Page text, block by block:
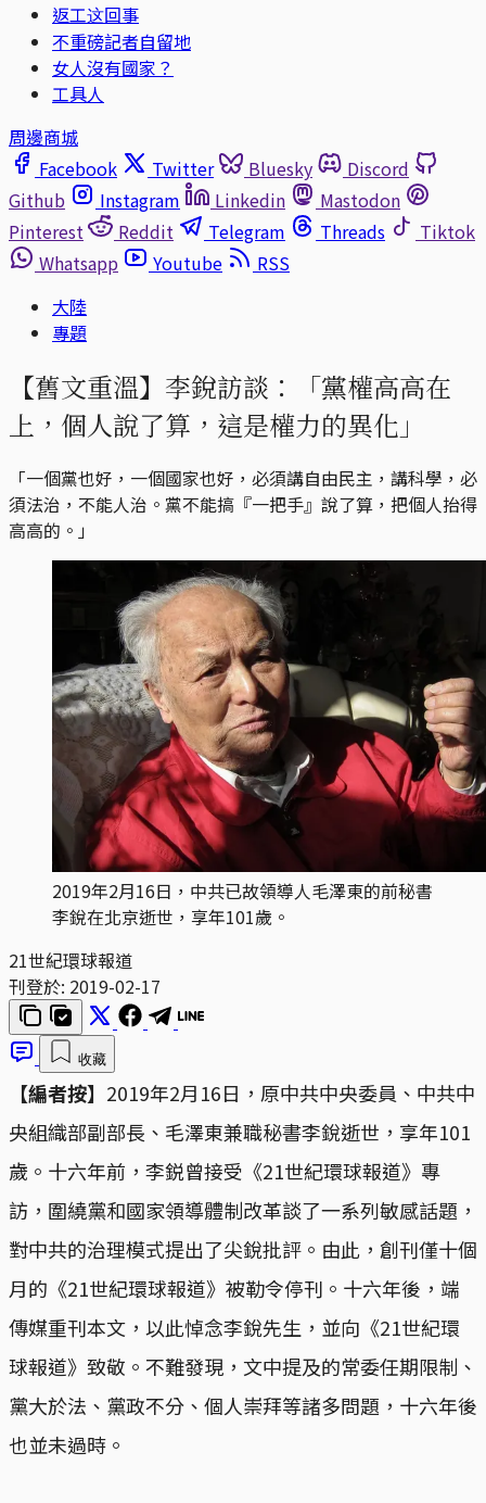
返工这回事
不重磅記者自留地
女人沒有國家？
工具人
周邊商城
Facebook
Twitter Bluesky
Discord
Github
Instagram Linkedin
Mastodon
Pinterest
Reddit Telegram Threads
Tiktok
Whatsapp
Youtube
RSS
大陸
專題
【舊文重溫】李銳訪談：「黨權高高在
上，個人說了算，這是權力的異化」
「一個黨也好，一個國家也好，必須講自由民主，講科學，必
須法治，不能人治。黨不能搞『一把手』說了算，把個人抬得
高高的。」
2019年2月16日，中共已故領導人毛澤東的前秘書
李銳在北京逝世，享年101歲。
21世紀環球報道
刊登於: 2019-02-17
收藏
【編者按】 2019年2月16日，原中共中央委員、中共中
央組織部副部長、毛澤東兼職秘書李銳逝世，享年101
歲。十六年前，李鋭曾接受《21世紀環球報道》專
訪，圍繞黨和國家領導體制改革談了一系列敏感話題，
對中共的治理模式提出了尖銳批評。由此，創刊僅十個
月的《21世紀環球報道》被勒令停刊。十六年後，端
傳媒重刊本文，以此悼念李銳先生，並向《21世紀環
球報道》致敬。不難發現，文中提及的常委任期限制、
黨大於法、黨政不分、個人崇拜等諸多問題，十六年後
也並未過時。